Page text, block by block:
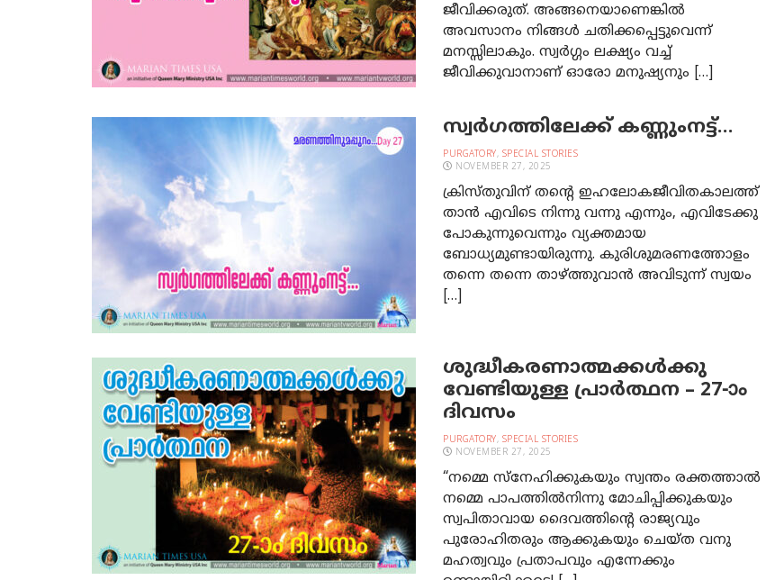
ജീവിക്കരുത്. അങ്ങനെയാണെങ്കില്‍
അവസാനം നിങ്ങൾ ചതിക്കപ്പെട്ടുവെന്ന്
മനസ്സിലാകും. സ്വർഗ്ഗം ലക്ഷ്യം വച്ച്
ജീവിക്കുവാനാണ് ഓരോ മനുഷ്യനും […]
സ്വര്‍ഗത്തിലേക്ക് കണ്ണുംനട്ട്…
PURGATORY, SPECIAL STORIES
NOVEMBER 27, 2025
ക്രിസ്തുവിന് തൻ്റെ ഇഹലോകജീവിതകാലത്ത്
താൻ എവിടെ നിന്നു വന്നു എന്നും, എവിടേക്കു
പോകുന്നുവെന്നും വ്യക്തമായ
ബോധ്യമുണ്ടായിരുന്നു. കുരിശുമരണത്തോളം
തന്നെ തന്നെ താഴ്ത്തുവാൻ അവിടുന്ന് സ്വയം
[…]
ശുദ്ധീകരണാത്മക്കള്‍ക്കു
വേണ്ടിയുള്ള പ്രാര്‍ത്ഥന – 27-ാം
ദിവസം
PURGATORY, SPECIAL STORIES
NOVEMBER 27, 2025
“നമ്മെ സ്‌നേഹിക്കുകയും സ്വന്തം രക്തത്താല്‍
നമ്മെ പാപത്തില്‍നിന്നു മോചിപ്പിക്കുകയും
സ്വപിതാവായ ദൈവത്തിന്റെ രാജ്യവും
പുരോഹിതരും ആക്കുകയും ചെയ്ത വനു
മഹത്വവും പ്രതാപവും എന്നേക്കും